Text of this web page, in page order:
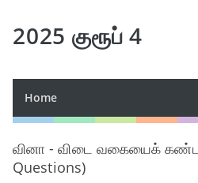
2025 குரூப் 4
Home
வினா - விடை வகையைக்
Questions)